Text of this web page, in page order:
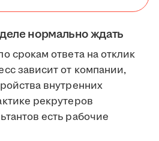
нормально ждать
срокам ответа на отклик
зависит от компании,
внутренних
рекрутеров
есть рабочие